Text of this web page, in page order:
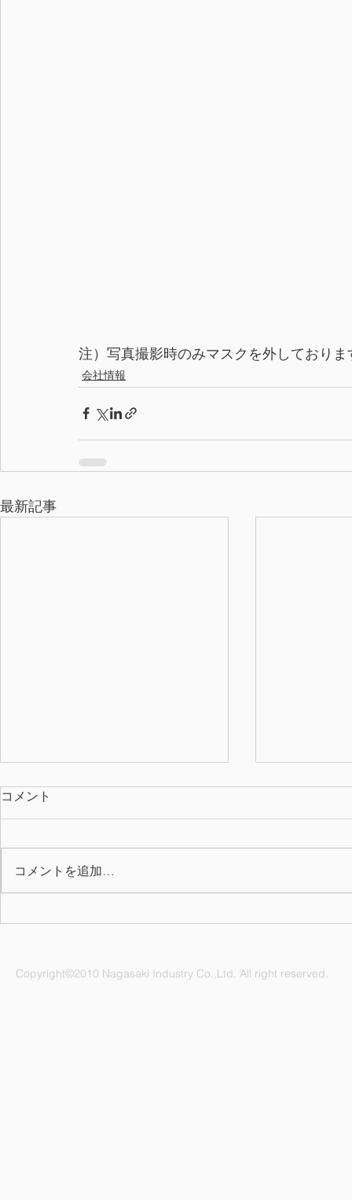
注）写真撮影時のみマスクを外しておりま
会社情報
最新記事
お氷代・お
コメント
コメントを追加…
Copyright©2010 Nagasaki Industry Co.,Ltd. All right reserved.